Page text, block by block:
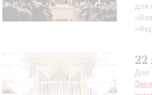
для
22
Для